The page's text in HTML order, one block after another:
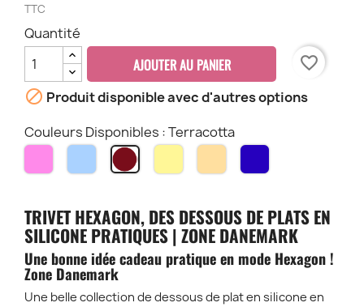
TTC
Quantité
AJOUTER AU PANIER favorite_border
 Produit disponible avec d'autres options
Couleurs Disponibles : Terracotta
Lilas Sky TerracottaChardonay
Desert
Bleu
Marine
TRIVET HEXAGON, DES DESSOUS DE PLATS EN
SILICONE PRATIQUES | ZONE DANEMARK
Une bonne idée cadeau pratique en mode Hexagon !
Zone Danemark
Une belle collection de dessous de plat en silicone en